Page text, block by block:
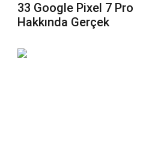
33 Google Pixel 7 Pro
Hakkında Gerçek